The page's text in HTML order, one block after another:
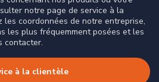
notre page de service à la
les coordonnées de notre entreprise,
les plus fréquemment posées et les
contacter.
à la clientèle